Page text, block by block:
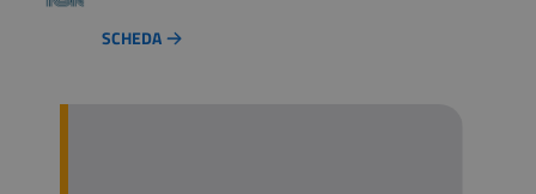
SCHEDA